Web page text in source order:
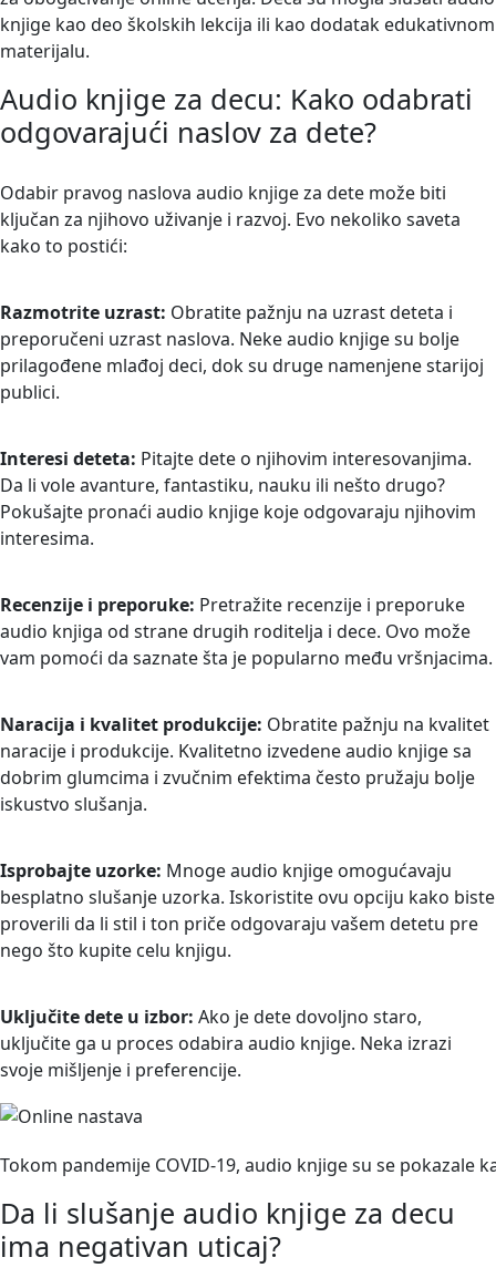
knjige kao deo školskih lekcija ili kao dodatak edukativnom
materijalu.
Audio knjige za decu: Kako odabrati
odgovarajući naslov za dete?
Odabir pravog naslova audio knjige za dete može biti
ključan za njihovo uživanje i razvoj. Evo nekoliko saveta
kako to postići:
Razmotrite uzrast: Obratite pažnju na uzrast deteta i
preporučeni uzrast naslova. Neke audio knjige su bolje
prilagođene mlađoj deci, dok su druge namenjene starijoj
publici.
Interesi deteta: Pitajte dete o njihovim interesovanjima.
Da li vole avanture, fantastiku, nauku ili nešto drugo?
Pokušajte pronaći audio knjige koje odgovaraju njihovim
interesima.
Recenzije i preporuke: Pretražite recenzije i preporuke
audio knjiga od strane drugih roditelja i dece. Ovo može
vam pomoći da saznate šta je popularno među vršnjacima.
Naracija i kvalitet produkcije: Obratite pažnju na kvalitet
naracije i produkcije. Kvalitetno izvedene audio knjige sa
dobrim glumcima i zvučnim efektima često pružaju bolje
iskustvo slušanja.
Isprobajte uzorke: Mnoge audio knjige omogućavaju
besplatno slušanje uzorka. Iskoristite ovu opciju kako biste
proverili da li stil i ton priče odgovaraju vašem detetu pre
nego što kupite celu knjigu.
Uključite dete u izbor: Ako je dete dovoljno staro,
uključite ga u proces odabira audio knjige. Neka izrazi
svoje mišljenje i preferencije.
Tokom pandemije COVID-19, audio knjige su se pokazale
Da li slušanje audio knjige za decu
ima negativan uticaj?